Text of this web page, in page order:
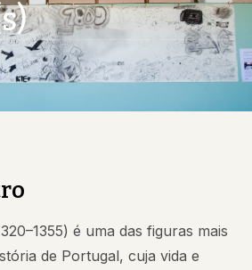
é uma das figuras mais
de Portugal, cuja vida e